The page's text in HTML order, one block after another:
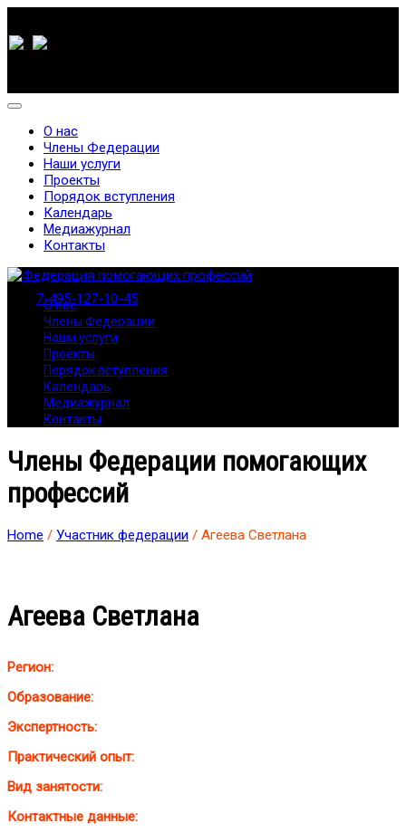
7-495-127-10-45
О нас
Члены Федерации
Наши услуги
Проекты
Порядок вступления
Календарь
Медиажурнал
Контакты
О нас
Члены Федерации
Наши услуги
Проекты
Порядок вступления
Календарь
Медиажурнал
Контакты
Члены Федерации помогающих
профессий
Home / Участник федерации / Агеева Светлана
Агеева Светлана
Регион:
Образование:
Экспертность:
Практический опыт:
Вид занятости:
Контактные данные: